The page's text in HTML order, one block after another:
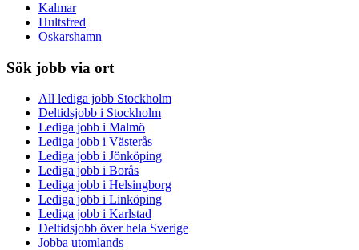
Kalmar
Hultsfred
Oskarshamn
Sök jobb via ort
All lediga jobb Stockholm
Deltidsjobb i Stockholm
Lediga jobb i Malmö
Lediga jobb i Västerås
Lediga jobb i Jönköping
Lediga jobb i Borås
Lediga jobb i Helsingborg
Lediga jobb i Linköping
Lediga jobb i Karlstad
Deltidsjobb över hela Sverige
Jobba utomlands